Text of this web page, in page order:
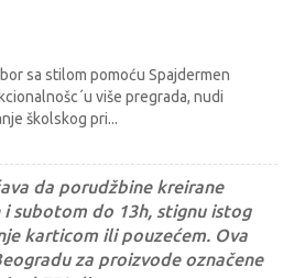
sa stilom pomoću Spajdermen
više pregrada, nudi
školskog pri...
da porudžbine kreirane
subotom do 13h, stignu istog
karticom ili pouzećem. Ova
za proizvode označene